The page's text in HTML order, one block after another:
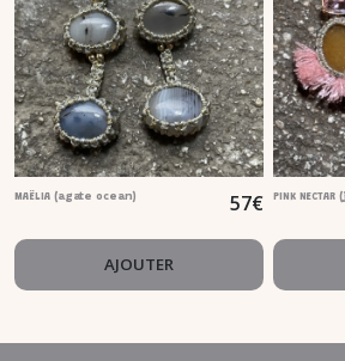
MAËLIA (agate ocean) 57€
AJOUTER
PINK